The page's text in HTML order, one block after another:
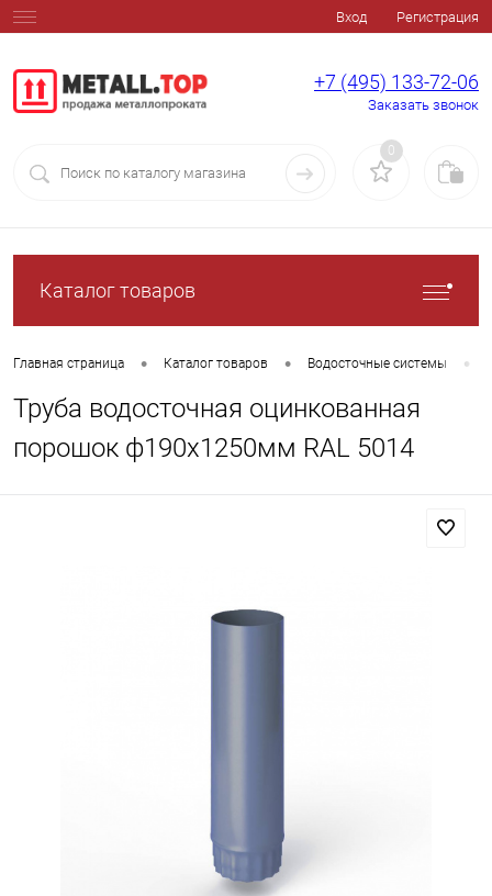
Вход Регистрация
+7 (495) 133-72-06
Заказать звонок
0
Каталог товаров
Главная страница • Каталог товаров • Водосточные системы •
Труба водосточная оцинкованная
порошок ф190х1250мм RAL 5014